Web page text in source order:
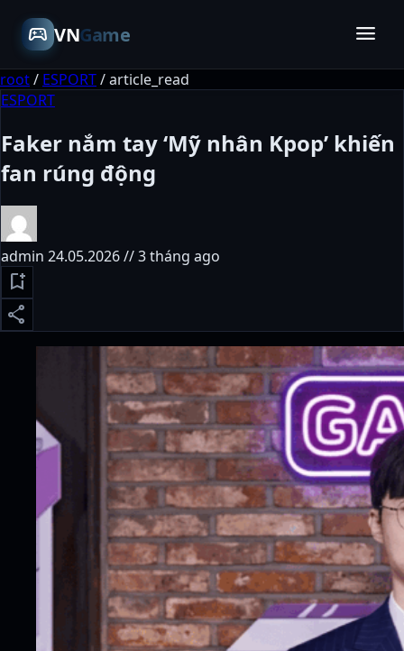
sports_esports VNGame menu
root/ ESPORT/article_read
ESPORT
Faker nắm tay ‘Mỹ nhân Kpop’ khiến
fan rúng động
admin 24.05.2026 // 3 tháng ago
bookmark_add
share